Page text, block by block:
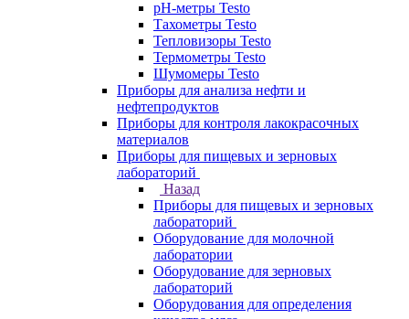
pH-метры Testo
Тахометры Testo
Тепловизоры Testo
Термометры Testo
Шумомеры Testo
Приборы для анализа нефти и
нефтепродуктов
Приборы для контроля лакокрасочных
материалов
Приборы для пищевых и зерновых
лабораторий
Назад
Приборы для пищевых и зерновых
лабораторий
Оборудование для молочной
лаборатории
Оборудование для зерновых
лабораторий
Оборудования для определения